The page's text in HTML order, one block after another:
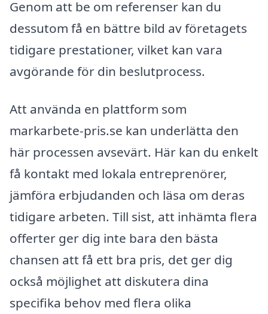
Genom att be om referenser kan du
dessutom få en bättre bild av företagets
tidigare prestationer, vilket kan vara
avgörande för din beslutprocess.
Att använda en plattform som
markarbete-pris.se kan underlätta den
här processen avsevärt. Här kan du enkelt
få kontakt med lokala entreprenörer,
jämföra erbjudanden och läsa om deras
tidigare arbeten. Till sist, att inhämta flera
offerter ger dig inte bara den bästa
chansen att få ett bra pris, det ger dig
också möjlighet att diskutera dina
specifika behov med flera olika